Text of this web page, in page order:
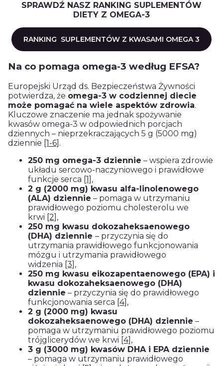
SPRAWDŹ NASZ RANKING SUPLEMENTÓW
DIETY Z OMEGA-3
RANKING SUPLEMENTÓW Z KWASAMI OMEGA 3
Na co pomaga omega-3 według EFSA?
Europejski Urząd ds. Bezpieczeństwa Żywności
potwierdza, że omega-3 w codziennej diecie
może pomagać na wiele aspektów zdrowia.
Kluczowe znaczenie ma jednak spożywanie
kwasów omega-3 w odpowiednich porcjach
dziennych – nieprzekraczających 5 g (5000 mg)
dziennie [1-6] .
250 mg omega-3 dziennie – wspiera zdrowie
układu sercowo-naczyniowego i prawidłowe
funkcje serca [1] ,
2 g (2000 mg) kwasu alfa-linolenowego
(ALA) dziennie – pomaga w utrzymaniu
prawidłowego poziomu cholesterolu we
krwi [2] ,
250 mg kwasu dokozaheksaenowego
(DHA) dziennie – przyczynia się do
utrzymania prawidłowego funkcjonowania
mózgu i utrzymania prawidłowego
widzenia [3] ,
250 mg kwasu eikozapentaenowego (EPA) i
kwasu dokozaheksaenowego (DHA)
dziennie – przyczynia się do prawidłowego
funkcjonowania serca [4] ,
2 g (2000 mg) kwasu
dokozaheksaenowego (DHA) dziennie –
pomaga w utrzymaniu prawidłowego poziomu
trójglicerydów we krwi [4] ,
3 g (3000 mg) kwasów DHA i EPA dziennie
– pomaga w utrzymaniu prawidłowego